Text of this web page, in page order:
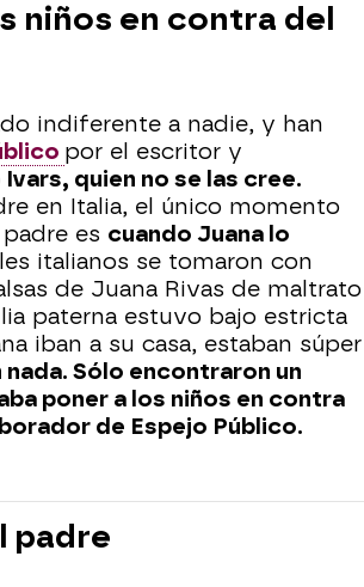
niños en contra del
indiferente a nadie, y han
por el escritor y
Ivars, quien no se las cree.
en Italia, el único momento
es cuando Juana lo
italianos se tomaron con
de Juana Rivas de maltrato
paterna estuvo bajo estricta
iban a su casa, estaban súper
Sólo encontraron un
poner a los niños en contra
de Espejo Público.
padre